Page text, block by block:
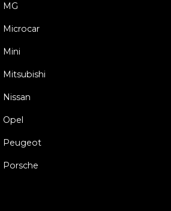
MG
Microcar
Mini
Mitsubishi
Nissan
Opel
Peugeot
Porsche